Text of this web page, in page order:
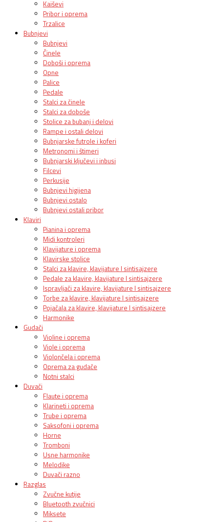
Kaiševi
Pribor i oprema
Trzalice
Bubnjevi
Bubnjevi
Činele
Doboši i oprema
Opne
Palice
Pedale
Stalci za činele
Stalci za doboše
Stolice za bubanj i delovi
Rampe i ostali delovi
Bubnjarske futrole i koferi
Metronomi i štimeri
Bubnjarski ključevi i inbusi
Filcevi
Perkusije
Bubnjevi higijena
Bubnjevi ostalo
Bubnjevi ostali pribor
Klaviri
Pianina i oprema
Midi kontroleri
Klavijature i oprema
Klavirske stolice
Stalci za klavire, klavijature I sintisajzere
Pedale za klavire, klavijature I sintisajzere
Ispravljači za klavire, klavijature I sintisajzere
Torbe za klavire, klavijature I sintisajzere
Pojačala za klavire, klavijature I sintisajzere
Harmonike
Gudači
Violine i oprema
Viole i oprema
Violončela i oprema
Oprema za gudače
Notni stalci
Duvači
Flaute i oprema
Klarineti i oprema
Trube i oprema
Saksofoni i oprema
Horne
Tromboni
Usne harmonike
Melodike
Duvači razno
Razglas
Zvučne kutije
Bluetooth zvučnici
Miksete